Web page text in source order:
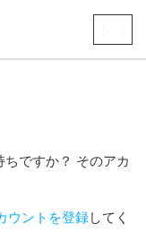
ですか？ そのアカ
ウントを登録してく